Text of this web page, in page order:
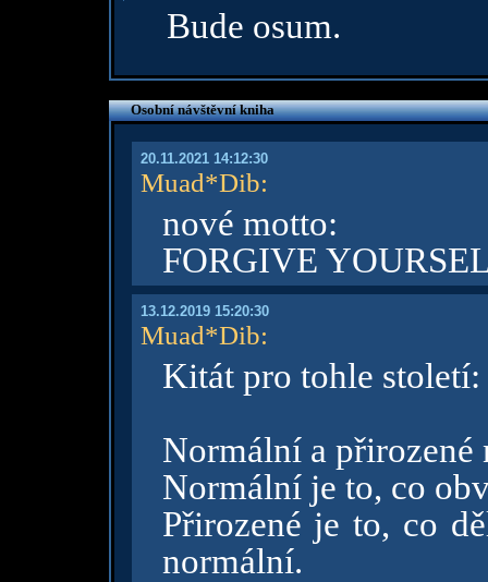
Bude osum.
Osobní návštěvní kniha
20.11.2021 14:12:30
Muad*Dib:
nové motto:
FORGIVE
13.12.2019 15:20:30
Muad*Dib:
Kitát pro tohle století:
Normální a přirozené
Normální je to, co
Přirozené je to, co
normální.